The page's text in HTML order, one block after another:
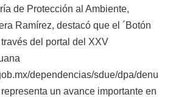
de Protección al Ambiente,
Ramírez, destacó que el ´Botón
del portal del XXV
dependencias/sdue/dpa/denu
un avance importante en